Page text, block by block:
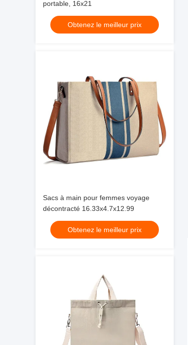
portable, 16x21
Obtenez le meilleur prix
Sacs à main pour femmes voyage
décontracté 16.33x4.7x12.99
Obtenez le meilleur prix